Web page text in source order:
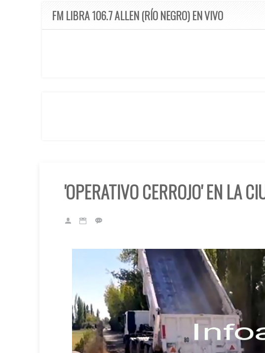
FM LIBRA 106.7 ALLEN (RÍO NEGRO) EN VIVO
'OPERATIVO CERROJO' EN LA